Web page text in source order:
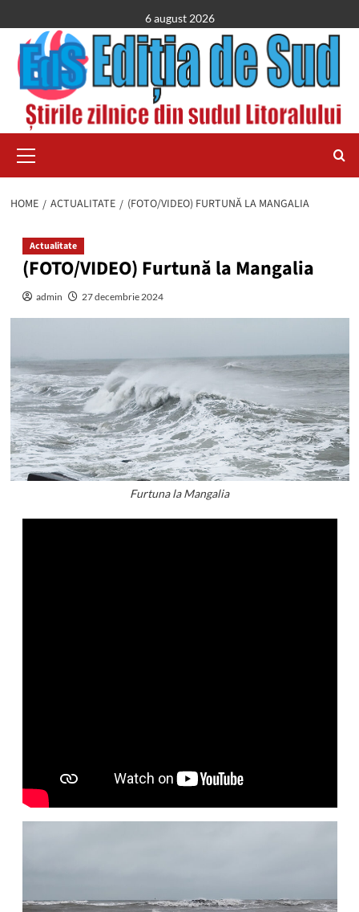
to
content
6 august 2026
Menu
HOME ACTUALITATE (FOTO/VIDEO) FURTUNĂ LA MANGALIA
Actualitate
(FOTO/VIDEO) Furtună la Mangalia
admin 27 decembrie 2024
Furtuna la Mangalia